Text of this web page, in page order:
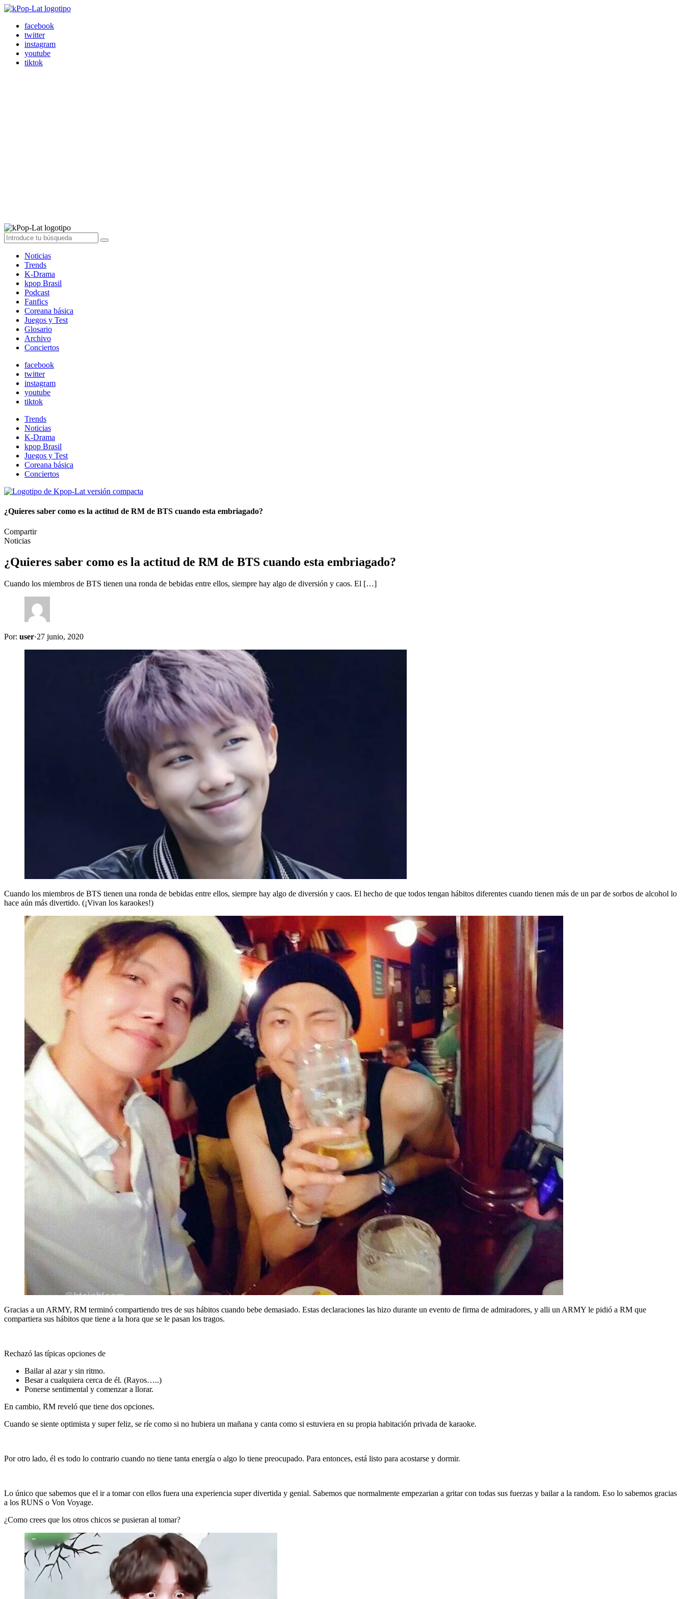
facebook
twitter
instagram
youtube
tiktok
Noticias
Trends
K-Drama
kpop Brasil
Podcast
Fanfics
Coreana básica
Juegos y Test
Glosario
Archivo
Conciertos
facebook
twitter
instagram
youtube
tiktok
Trends
Noticias
K-Drama
kpop Brasil
Juegos y Test
Coreana básica
Conciertos
¿Quieres saber como es la actitud de RM de BTS cuando esta embriagado?
Compartir
Noticias
¿Quieres saber como es la actitud de RM de BTS cuando esta embriagado?
Cuando los miembros de BTS tienen una ronda de bebidas entre ellos, siempre hay algo de diversión y caos. El […]
Por: user·27 junio, 2020
Cuando los miembros de BTS tienen una ronda de bebidas entre ellos, siempre hay algo de diversión y caos. El hecho de que todos tengan hábitos diferentes cuando tienen más de un par de sorbos de alcohol lo
hace aún más divertido. (¡Vivan los karaokes!)
Gracias a un ARMY, RM terminó compartiendo tres de sus hábitos cuando bebe demasiado. Estas declaraciones las hizo durante un evento de firma de admiradores, y alli un ARMY le pidió a RM que
compartiera sus hábitos que tiene a la hora que se le pasan los tragos.
Rechazó las típicas opciones de
Bailar al azar y sin ritmo.
Besar a cualquiera cerca de él. (Rayos…..)
Ponerse sentimental y comenzar a llorar.
En cambio, RM reveló que tiene dos opciones.
Cuando se siente optimista y super feliz, se ríe como si no hubiera un mañana y canta como si estuviera en su propia habitación privada de karaoke.
Por otro lado, él es todo lo contrario cuando no tiene tanta energía o algo lo tiene preocupado. Para entonces, está listo para acostarse y dormir.
Lo único que sabemos que el ir a tomar con ellos fuera una experiencia super divertida y genial. Sabemos que normalmente empezarian a gritar con todas sus fuerzas y bailar a la random. Eso lo sabemos gracias
a los RUNS o Von Voyage.
¿Como crees que los otros chicos se pusieran al tomar?